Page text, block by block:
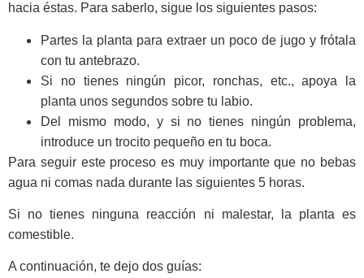
hacia éstas. Para saberlo, sigue los siguientes pasos:
Partes la planta para extraer un poco de jugo y frótala
con tu antebrazo.
Si no tienes ningún picor, ronchas, etc., apoya la
planta unos segundos sobre tu labio.
Del mismo modo, y si no tienes ningún problema,
introduce un trocito pequeño en tu boca.
Para seguir este proceso es muy importante que no bebas
agua ni comas nada durante las siguientes 5 horas.
Si no tienes ninguna reacción ni malestar, la planta es
comestible.
A continuación, te dejo dos guías: